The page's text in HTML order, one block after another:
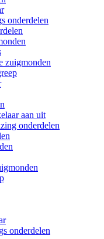
onderdelen
zuigmonden
aan uit
onderdelen
onderdelen